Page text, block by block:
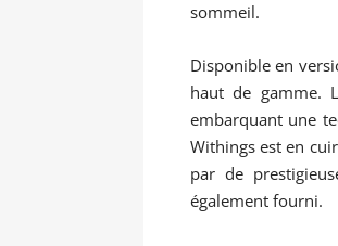
sommeil.
Disponible en
haut de gamme.
embarquant une
Withings est en
par de
également fourni.